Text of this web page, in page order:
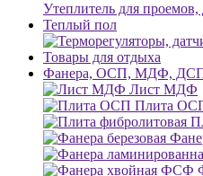
Утеплитель для проемов,
Теплый пол
Товары для отдыха
Фанера, ОСП, МДФ,
Лист МДФ
Плита